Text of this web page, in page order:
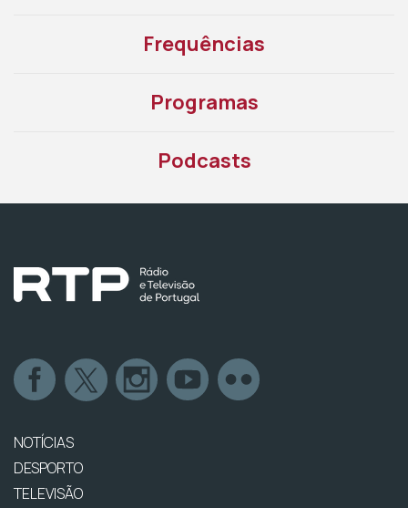
Frequências
Programas
Podcasts
NOTÍCIAS
DESPORTO
TELEVISÃO